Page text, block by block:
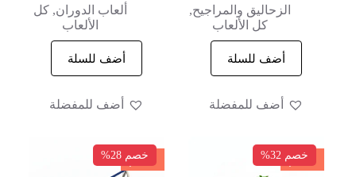
الزحاليق والمراجيح,
كل الألعاب
أضف للسلة
أضف للمفضلة
ألعاب الدوران, كل
الألعاب
أضف للسلة
أضف للمفضلة
خصم
خصم 32% خصم
خصم 28%